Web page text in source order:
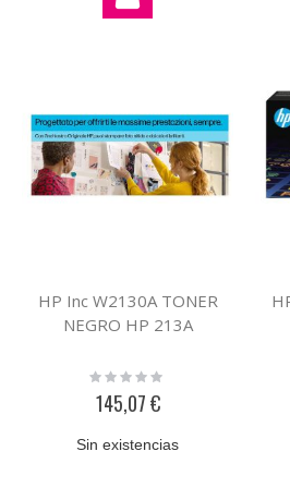
HP Inc W2130A TONER
NEGRO HP 213A
Rating:
145,07 €
Sin existencias